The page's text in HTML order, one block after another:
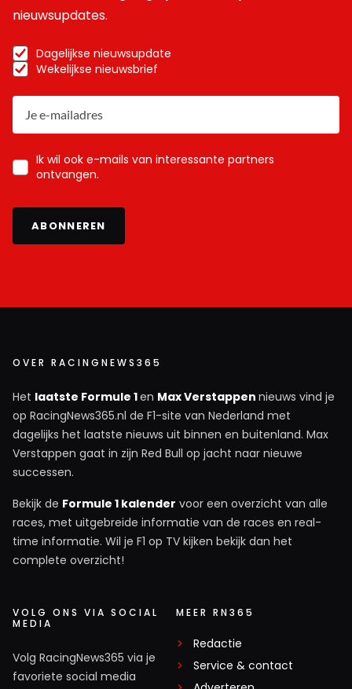
nieuwsupdates.
Dagelijkse nieuwsupdate
Wekelijkse nieuwsbrief
Ik wil ook e-mails van interessante partners
ontvangen.
ABONNEREN
OVER RACINGNEWS365
Het laatste Formule 1en Max Verstappen nieuws vind je
op RacingNews365.nl de F1-site van Nederland met
dagelijks het laatste nieuws uit binnen en buitenland. Max
Verstappen gaat in zijn Red Bull op jacht naar nieuwe
successen.
Bekijk de Formule 1 kalender voor een overzicht van alle
races, met uitgebreide informatie van de races en real-
time informatie. Wil je F1 op TV kijken bekijk dan het
complete overzicht!
VOLG ONS VIA SOCIAL
MEDIA
Volg RacingNews365 via je
favoriete social media
MEER RN365
Redactie
Service & contact